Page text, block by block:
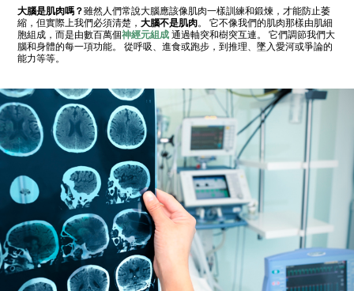
大腦是肌肉嗎？雖然人們常說大腦應該像肌肉一樣訓練和鍛煉，才能防止萎
縮，但實際上我們必須清楚，大腦不是肌肉。 它不像我們的肌肉那樣由肌細
胞組成，而是由數百萬個神經元組成 通過軸突和樹突互連。 它們調節我們大
腦和身體的每一項功能。 從呼吸、進食或跑步，到推理、墜入愛河或爭論的
能力等等。